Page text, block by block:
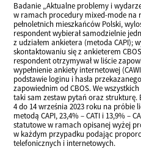
Badanie „Aktualne problemy i
w ramach procedury mixed-mode na
pełnoletnich mieszkańców Polski,
respondent wybierał samodzielnie
z udziałem ankietera (metoda CAPI);
skontaktowaniu się z ankieterem
respondent otrzymywał w liście
wypełnienie ankiety internetowej
podstawie loginu i hasła
zapowiednim od CBOS. We
taki sam zestaw pytań oraz
4 do 14 września 2023 roku na próbie
metodą CAPI, 23,4% – CATI i 13,9% –
statutowe w ramach opisanej wyżej
w każdym przypadku podając
telefonicznych i internetowych.